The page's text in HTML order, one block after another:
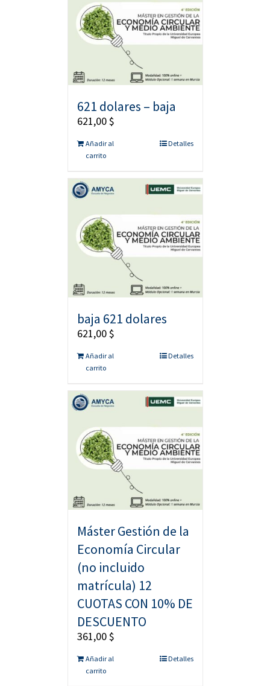
621 dolares – baja
621,00$
Añadir al
carrito
Detalles
baja 621 dolares
621,00$
Añadir al
carrito
Detalles
Máster Gestión de la
Economía Circular
(no incluido
matrícula) 12
CUOTAS CON 10% DE
DESCUENTO
361,00$
Añadir al
carrito
Detalles